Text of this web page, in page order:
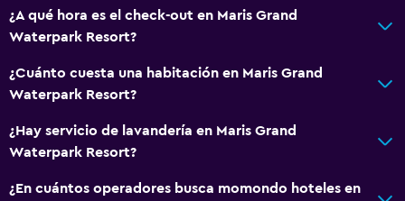
¿A qué hora es el check-out en Maris Grand
Waterpark Resort?
¿Cuánto cuesta una habitación en Maris Grand
Waterpark Resort?
¿Hay servicio de lavandería en Maris Grand
Waterpark Resort?
¿En cuántos operadores busca momondo hoteles en